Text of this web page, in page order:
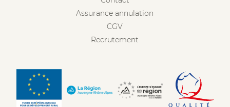
Assurance annulation
CGV
Recrutement